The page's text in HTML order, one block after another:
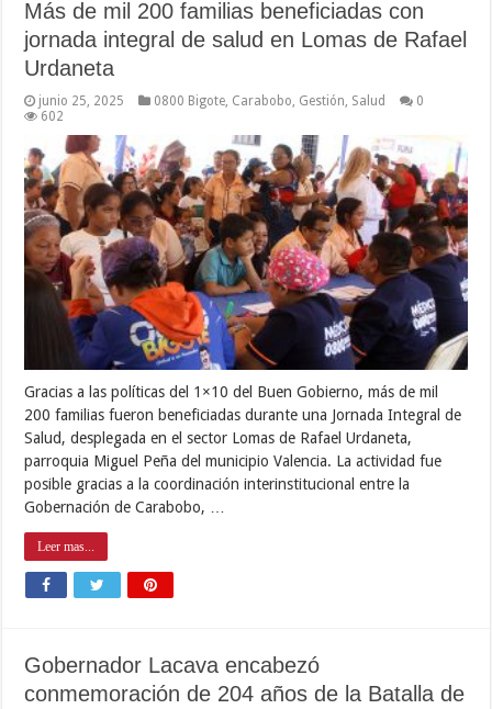
Más de mil 200 familias beneficiadas con
jornada integral de salud en Lomas de Rafael
Urdaneta
junio 25, 2025 0800 Bigote Carabobo Gestión Salud
0
602
Gracias a las políticas del 1×10 del Buen Gobierno, más de mil
200 familias fueron beneficiadas durante una Jornada Integral de
Salud, desplegada en el sector Lomas de Rafael Urdaneta,
parroquia Miguel Peña del municipio Valencia. La actividad fue
posible gracias a la coordinación interinstitucional entre la
Gobernación de Carabobo, …
Leer mas...
Gobernador Lacava encabezó
conmemoración de 204 años de la Batalla de